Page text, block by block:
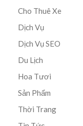
Cho Thuê Xe
Dịch Vụ
Dịch Vụ SEO
Du Lịch
Hoa Tươi
Sản Phẩm
Thời Trang